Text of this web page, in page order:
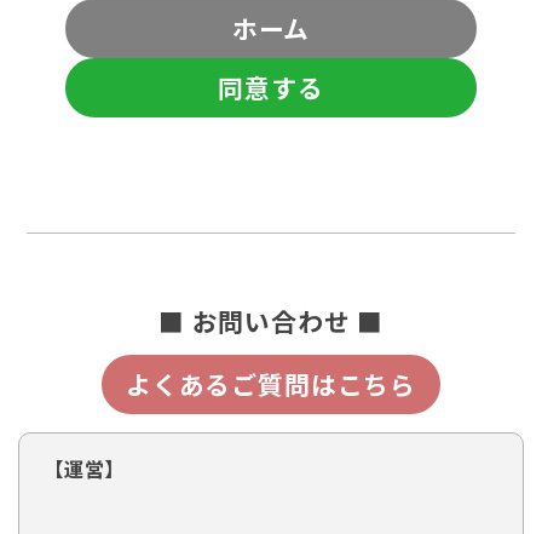
ホーム
同意する
■ お問い合わせ ■
よくあるご質問はこちら
【運営】